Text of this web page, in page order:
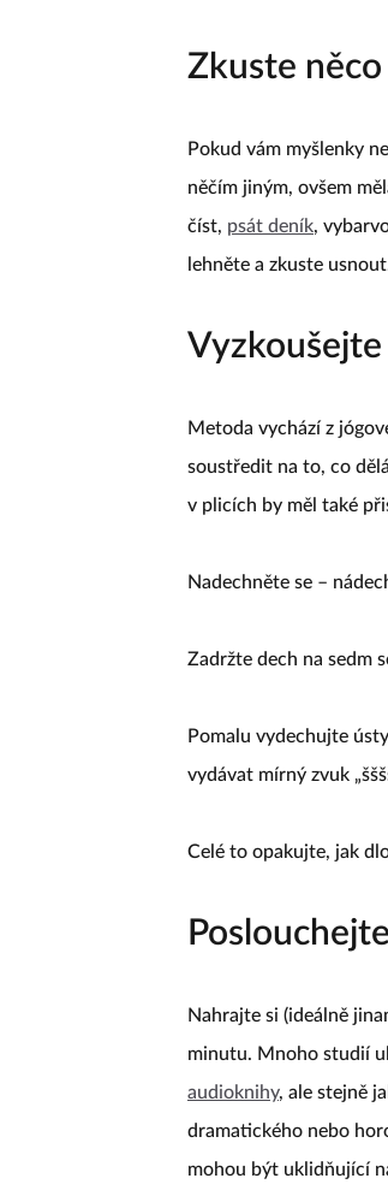
Zkuste
Pokud vám myšlenky
něčím jiným, ovšem
číst, psát deník,
lehněte a zkuste
Metoda vychází z
soustředit na to, co
v plicích by měl také
Nadechněte se –
Zadržte dech na sedm
Pomalu vydechujte
vydávat mírný zvuk
Celé to opakujte, jak
Nahrajte si (ideálně
minutu. Mnoho studií
audioknihy, ale stejně
dramatického nebo
mohou být uklidňující